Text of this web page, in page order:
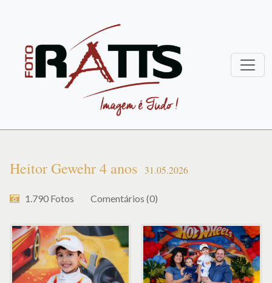
Heitor Gewehr 4 anos 31.05.2026
1.790Fotos Comentários (0)